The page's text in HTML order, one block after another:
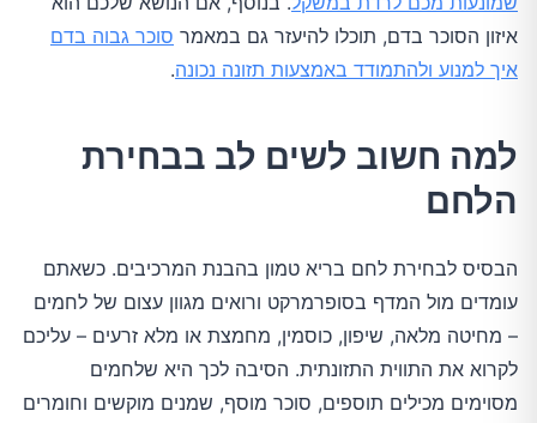
איזון הסוכר בדם, תוכלו להיעזר גם במאמר סוכר גבוה בדם
איך למנוע ולהתמודד באמצעות תזונה נכונה.
למה חשוב לשים לב בבחירת
הלחם
הבסיס לבחירת לחם בריא טמון בהבנת המרכיבים. כשאתם
עומדים מול המדף בסופרמרקט ורואים מגוון עצום של לחמים
– מחיטה מלאה, שיפון, כוסמין, מחמצת או מלא זרעים – עליכם
לקרוא את התווית התזונתית. הסיבה לכך היא שלחמים
מסוימים מכילים תוספים, סוכר מוסף, שמנים מוקשים וחומרים